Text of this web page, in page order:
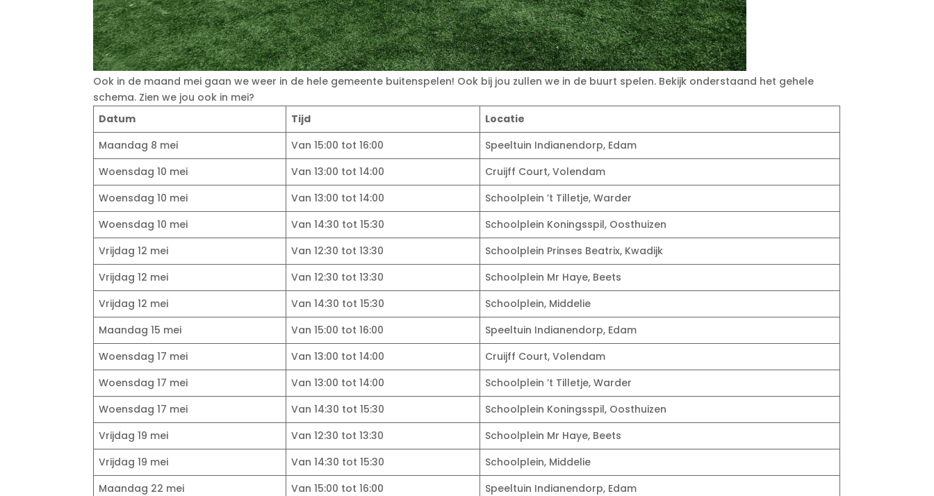
Ook in de maand mei gaan we weer in de hele gemeente buitenspelen! Ook bij jou zullen we in de buurt spelen. Bekijk onderstaand het gehele
schema. Zien we jou ook in mei?
Datum
Tijd
Locatie
Maandag 8 mei
Van 15:00 tot 16:00
Speeltuin Indianendorp, Edam
Woensdag 10 mei
Van 13:00 tot 14:00
Cruijff Court, Volendam
Woensdag 10 mei
Van 13:00 tot 14:00
Schoolplein ’t Tilletje, Warder
Woensdag 10 mei
Van 14:30 tot 15:30
Schoolplein Koningsspil, Oosthuizen
Vrijdag 12 mei
Van 12:30 tot 13:30
Schoolplein Prinses Beatrix, Kwadijk
Vrijdag 12 mei
Van 12:30 tot 13:30
Schoolplein Mr Haye, Beets
Vrijdag 12 mei
Van 14:30 tot 15:30
Schoolplein, Middelie
Maandag 15 mei
Van 15:00 tot 16:00
Speeltuin Indianendorp, Edam
Woensdag 17 mei
Van 13:00 tot 14:00
Cruijff Court, Volendam
Woensdag 17 mei
Van 13:00 tot 14:00
Schoolplein ’t Tilletje, Warder
Woensdag 17 mei
Van 14:30 tot 15:30
Schoolplein Koningsspil, Oosthuizen
Vrijdag 19 mei
Van 12:30 tot 13:30
Schoolplein Mr Haye, Beets
Vrijdag 19 mei
Van 14:30 tot 15:30
Schoolplein, Middelie
Maandag 22 mei
Van 15:00 tot 16:00
Speeltuin Indianendorp, Edam